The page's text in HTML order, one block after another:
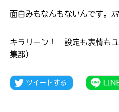
面白みもなんもないんです。ｽ
キラリーン！ 設定も表情も
集部）